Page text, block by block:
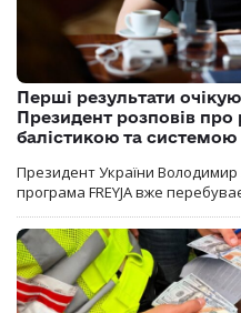
Перші результати
Президент розповів
балістикою та системою
Президент України
програма FREYJA вже